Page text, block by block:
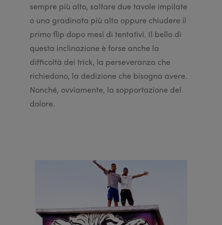
sempre più alto, saltare due tavole impilate
o una gradinata più alta oppure chiudere il
primo flip dopo mesi di tentativi. Il bello di
questa inclinazione è forse anche la
difficoltà dei trick, la perseveranza che
richiedono, la dedizione che bisogna avere.
Nonché, ovviamente, la sopportazione del
dolore.